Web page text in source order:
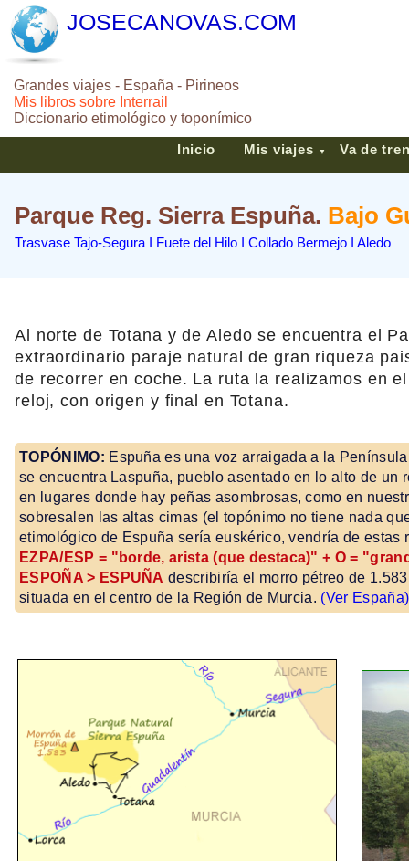
JOSECANOVAS.COM
Grandes viajes - España - Pirineos
Mis libros sobre Interrail
Diccionario etimológico y toponímico
Inicio Mis viajes ▼ Va de
Parque Reg. Sierra Espuña. Bajo
Trasvase Tajo-Segura I Fuete del Hilo I Collado Bermejo I Aledo
Al norte de Totana y de Aledo se encuentra el
extraordinario paraje natural de gran riqueza
de recorrer en coche. La ruta la realizamos en
reloj, con origen y final en Totana.
TOPÓNIMO: Espuña es una voz arraigada a la
se encuentra Laspuña, pueblo asentado en lo alto de un
en lugares donde hay peñas asombrosas, como en
sobresalen las altas cimas (el topónimo no tiene nada
etimológico de Espuña sería euskérico, vendría de estas
EZPA/ESP = "borde, arista (que destaca)" + O =
ESPOÑA > ESPUÑA describiría el morro pétreo de
situada en el centro de la Región de Murcia. (Ver España)